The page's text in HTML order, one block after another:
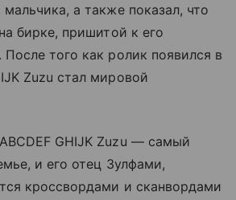
а также показал, что
бирке, пришитой к его
того как ролик появился в
Zuzu стал мировой
GHIJK Zuzu — самый
и его отец Зулфами,
кроссвордами и сканвордами